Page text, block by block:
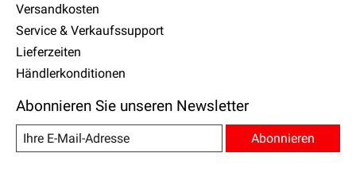
Versandkosten
Service & Verkaufssupport
Lieferzeiten
Händlerkonditionen
Abonnieren Sie unseren Newsletter
Abonnieren